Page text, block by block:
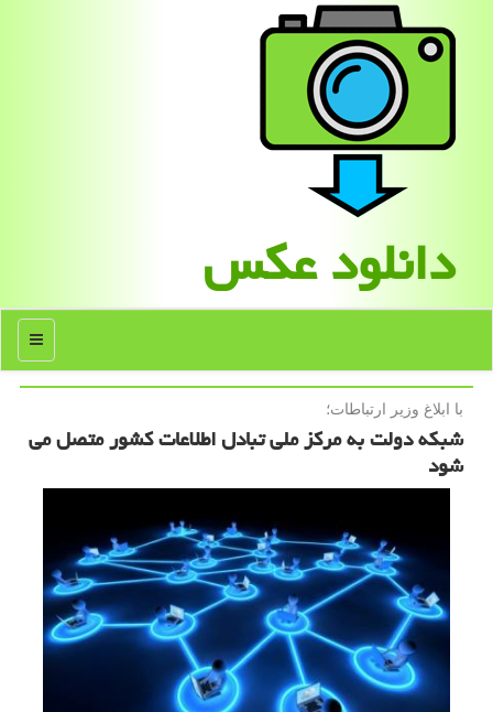
دانلود عكس
منو
با ابلاغ وزیر ارتباطات؛
شبكه دولت به مركز ملی تبادل اطلاعات كشور متصل می
شود